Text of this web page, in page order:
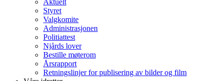
Aktuelt
Styret
Valgkomite
Administrasjonen
Politiattest
Njårds lover
Bestille møterom
Årsrapport
Retningslinjer for publisering av bilder og film